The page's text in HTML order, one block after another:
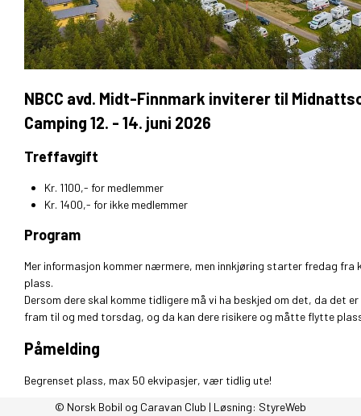
NBCC avd. Midt-Finnmark inviterer til
Camping 12. - 14. juni 2026
Treffavgift
Kr. 1100,- for medlemmer
Kr. 1400,- for ikke medlemmer
Program
Mer informasjon kommer nærmere, men innkjøring starter fredag fra
plass.
Dersom dere skal komme tidligere må vi ha beskjed om det, da det
fram til og med torsdag, og da kan dere risikere og måtte flytte
Påmelding
Begrenset plass, max 50 ekvipasjer, vær tidlig ute!
Påmelding til Solgunn Wagelid på telefon 99 64 64 60innen 29. mai
© Norsk Bobil og Caravan Club | Løsning: StyreWeb